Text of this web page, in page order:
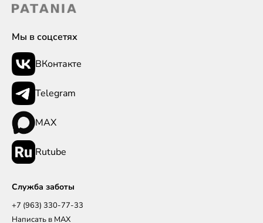
Мы в соцсетях
ВКонтакте
Telegram
MAX
Rutube
Служба заботы
+7 (963) 330-77-33
Написать в MAX